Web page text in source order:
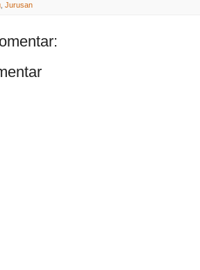
Jurusan